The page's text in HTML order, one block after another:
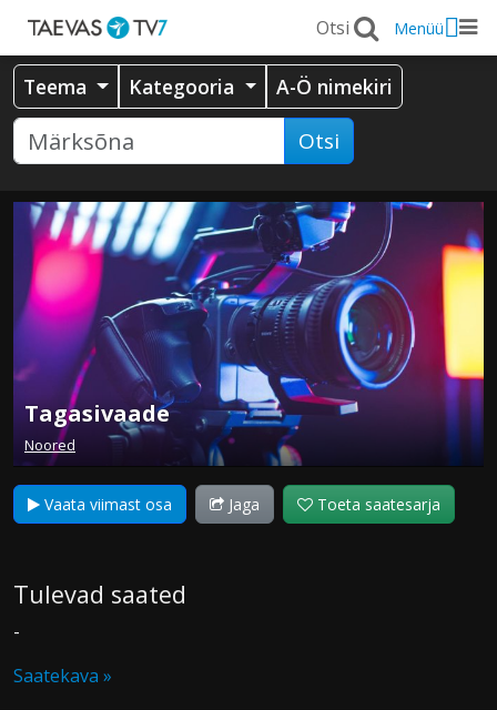
Menüü
Teema Kategooria A-Ö nimekiri
Otsi
Tagasivaade
Noored
Vaata viimast osa Jaga Toeta saatesarja
Tulevad saated
-
Saatekava »